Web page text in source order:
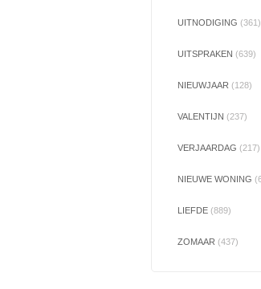
UITNODIGING (361)
UITSPRAKEN (639)
NIEUWJAAR (128)
VALENTIJN (237)
VERJAARDAG (217)
NIEUWE WONING
LIEFDE (889)
ZOMAAR (437)